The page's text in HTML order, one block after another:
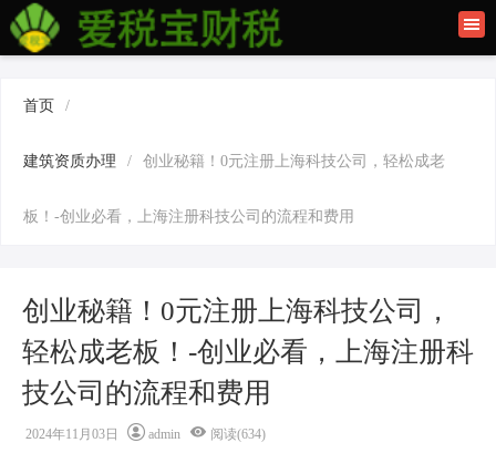
首页
首页 /
建筑资质办理 / 创业秘籍！0元注册上海科技公司，轻松成老
板！-创业必看，上海注册科技公司的流程和费用
创业秘籍！0元注册上海科技公司，
轻松成老板！-创业必看，上海注册科
技公司的流程和费用
2024年11月03日 admin 阅读(634)